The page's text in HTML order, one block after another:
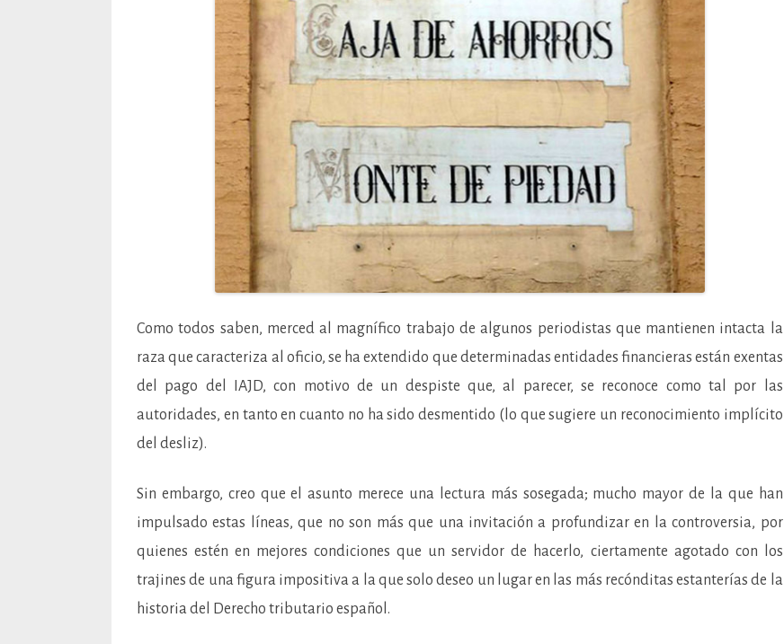
Como todos saben, merced al magnífico trabajo de algunos periodistas que mantienen intacta la
raza que caracteriza al oficio, se ha extendido que determinadas entidades financieras están exentas
del pago del IAJD, con motivo de un despiste que, al parecer, se reconoce como tal por las
autoridades, en tanto en cuanto no ha sido desmentido (lo que sugiere un reconocimiento implícito
del desliz).
Sin embargo, creo que el asunto merece una lectura más sosegada; mucho mayor de la que han
impulsado estas líneas, que no son más que una invitación a profundizar en la controversia, por
quienes estén en mejores condiciones que un servidor de hacerlo, ciertamente agotado con los
trajines de una figura impositiva a la que solo deseo un lugar en las más recónditas estanterías de la
historia del Derecho tributario español.